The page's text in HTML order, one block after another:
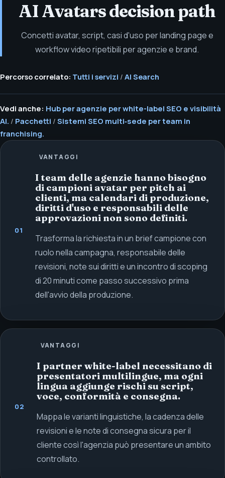
AI Avatars decision path
Concetti avatar, script, casi d'uso per landing page e
workflow video ripetibili per agenzie e brand.
Percorso correlato: Tutti i servizi / AI Search
Vedi anche: Hub per agenzie per white-label SEO e visibilità
AI. / Pacchetti / Sistemi SEO multi‑sede per team in
franchising.
01
VANTAGGI
I team delle agenzie hanno bisogno
di campioni avatar per pitch ai
clienti, ma calendari di produzione,
diritti d'uso e responsabili delle
approvazioni non sono definiti.
Trasforma la richiesta in un brief campione con
ruolo nella campagna, responsabile delle
revisioni, note sui diritti e un incontro di scoping
di 20 minuti come passo successivo prima
dell'avvio della produzione.
02
VANTAGGI
I partner white-label necessitano di
presentatori multilingue, ma ogni
lingua aggiunge rischi su script,
voce, conformità e consegna.
Mappa le varianti linguistiche, la cadenza delle
revisioni e le note di consegna sicura per il
cliente così l'agenzia può presentare un ambito
controllato.